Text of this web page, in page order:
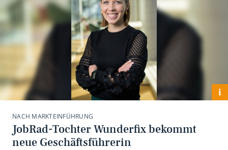
i
NACH MARKTEINFÜHRUNG
JobRad-Tochter Wunderfix bekommt
neue Geschäftsführerin